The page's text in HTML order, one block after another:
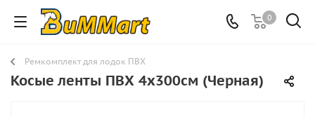
0
Ремкомплект для лодок ПВХ
Косые ленты ПВХ 4x300см (Черная)